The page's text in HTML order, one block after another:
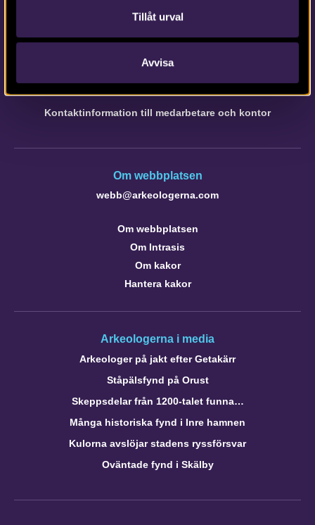
Tillåt urval
Avvisa
Kontakta Arkeologerna
Tfn vx: 010-480 80 00
Kontaktinformation till medarbetare och kontor
Om webbplatsen
webb@arkeologerna.com
Om webbplatsen
Om Intrasis
Om kakor
Hantera kakor
Arkeologerna i media
Arkeologer på jakt efter Getakärr
Ståpälsfynd på Orust
Skeppsdelar från 1200-talet funna…
Många historiska fynd i Inre hamnen
Kulorna avslöjar stadens ryssförsvar
Oväntade fynd i Skälby